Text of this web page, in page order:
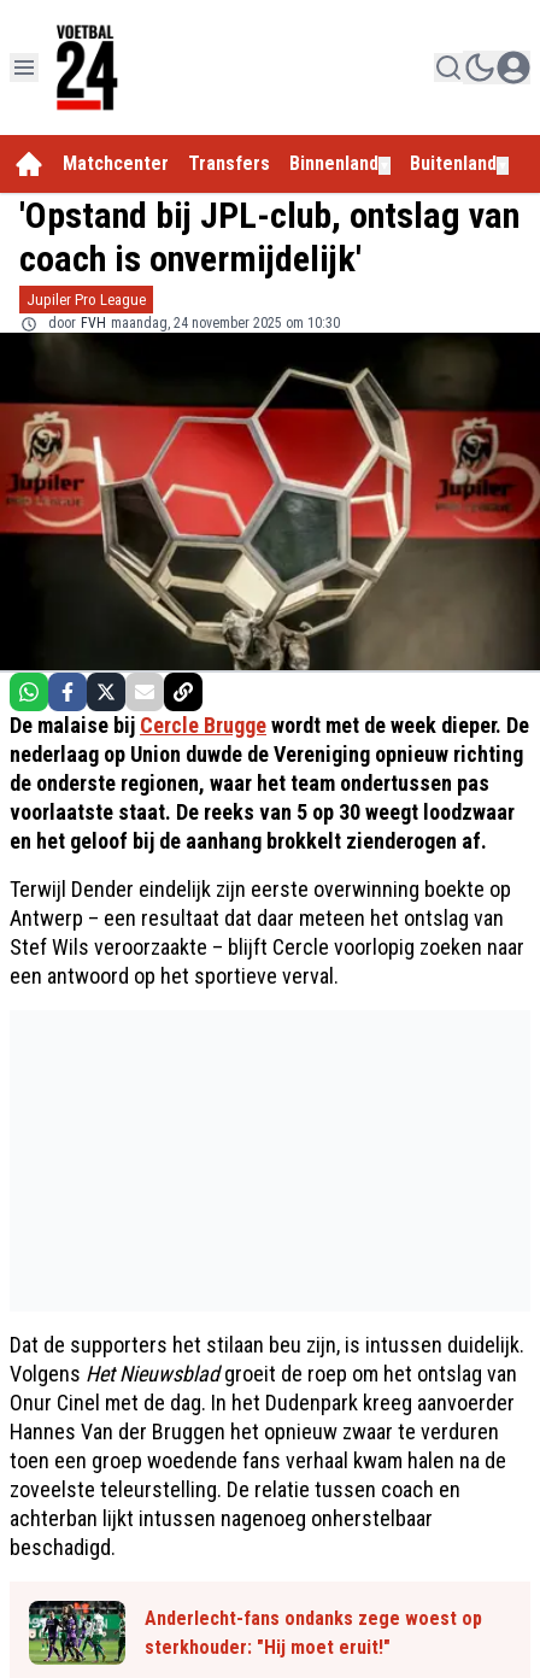
Matchcenter Transfers Binnenland Buitenland
'Opstand bij JPL-club, ontslag van
coach is onvermijdelijk'
Jupiler Pro League
door FVH maandag, 24 november 2025 om 10:30
De malaise bij Cercle Bruggewordt met de week dieper. De
nederlaag op Union duwde de Vereniging opnieuw richting
de onderste regionen, waar het team ondertussen pas
voorlaatste staat. De reeks van 5 op 30 weegt loodzwaar
en het geloof bij de aanhang brokkelt zienderogen af.
Terwijl Dender eindelijk zijn eerste overwinning boekte op
Antwerp – een resultaat dat daar meteen het ontslag van
Stef Wils veroorzaakte – blijft Cercle voorlopig zoeken naar
een antwoord op het sportieve verval.
Dat de supporters het stilaan beu zijn, is intussen duidelijk.
Volgens Het Nieuwsbladgroeit de roep om het ontslag van
Onur Cinel met de dag. In het Dudenpark kreeg aanvoerder
Hannes Van der Bruggen het opnieuw zwaar te verduren
toen een groep woedende fans verhaal kwam halen na de
zoveelste teleurstelling. De relatie tussen coach en
achterban lijkt intussen nagenoeg onherstelbaar
beschadigd.
Anderlecht-fans ondanks zege woest op
sterkhouder: "Hij moet eruit!"